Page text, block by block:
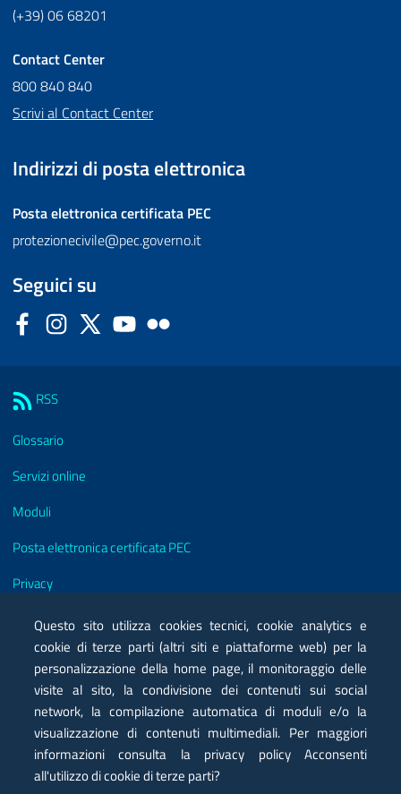
(+39) 06 68201
Contact Center
800 840 840
Scrivi al Contact Center
Indirizzi di posta elettronica
Posta elettronica certificata PEC
protezionecivile@pec.governo.it
Seguici su
FacebookInstagram
Twitter YouTube
RSS
Glossario
Servizi online
Moduli
Posta elettronica certificata PEC
Privacy
Note legali
Contatti
Mappa
Dichiarazione di accessibilità
Questo sito utilizza cookies tecnici, cookie analytics e
cookie di terze parti (altri siti e piattaforme web) per la
personalizzazione della home page, il monitoraggio delle
visite al sito, la condivisione dei contenuti sui social
network, la compilazione automatica di moduli e/o la
visualizzazione di contenuti multimediali. Per maggiori
informazioni consulta la privacy policy Acconsenti
all'utilizzo di cookie di terze parti?